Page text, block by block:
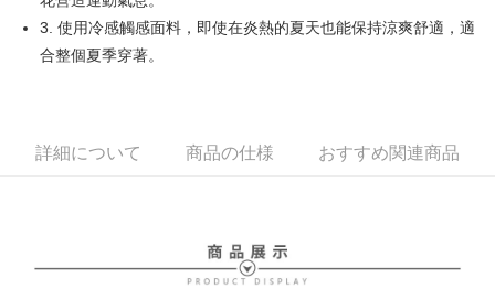
1. 本サービスは台湾大哥大によって提供され、台湾大哥大のユーザーは追
加の申請なしで即時に利用可能です。
2. 支払い方法で「OP Pay Later」を選択すると、注文が成立した後に自動
4. 注文成立後30分以内に確認取引を行わない場合や審査が通過しない場
【支払い方法の説明】
1. 分割払いの金額は電信請求書に統合されず、「OP Pay Later」は毎月の
AFTEE代金後払い
説明
一、 AFTEE代金後払いについて
す。
全家取貨付款
配送毎にNT$80、NT$2,000以上で送料無料
3. 使用冷感觸感面料，即使在炎熱的夏天也能保持涼爽舒適，適
合整個夏季穿著。
詳細について 商品の仕様 おすすめ関連商品